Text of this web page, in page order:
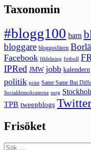
Taxonomin
#blogg100 barn
bloggare bloggosfären
Facebook fildelning fotboll
IPRed JMW jobb kalendern
politik präst Same Same But
Socialdemokraterna sorg
TPB tweepblogs Twitter
Frisöket
Sök